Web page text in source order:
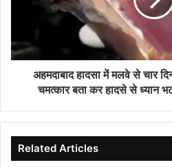
बाद
मिली
कर
हादसे
अहमदाबाद हादसा में मलवे से चार
चमत्कार बता कर हादसे से ध्यान
Related Articles